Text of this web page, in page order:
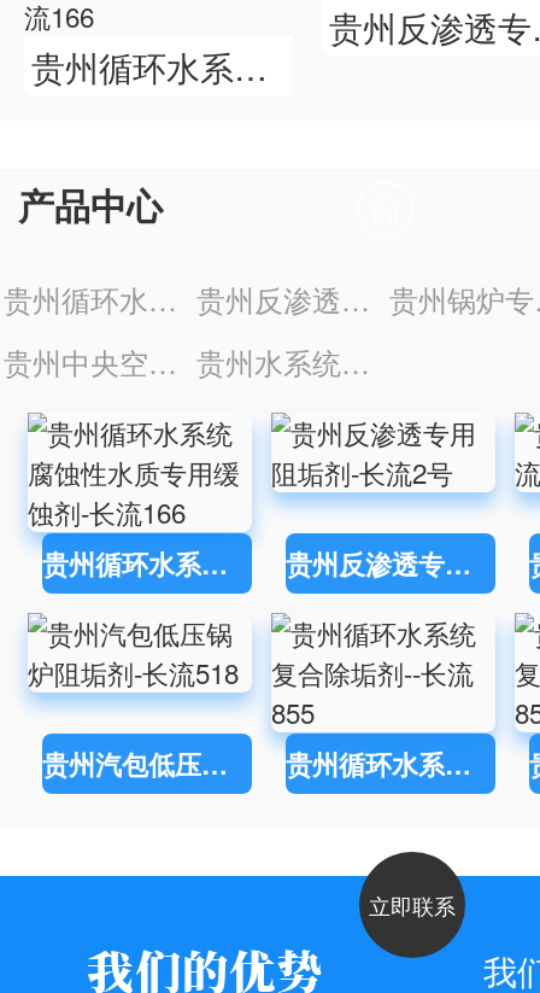
贵州循环水系统腐蚀性水质专用缓蚀剂-长流166
贵
产品中心
贵州循环水处理药剂 贵州反渗透专用药剂
贵州中央空调药剂
贵州水系统清洗剂
贵州循环水系统腐蚀性水质专用缓蚀剂-长流166 贵州反渗透专用阻垢剂-长流2号
贵州汽包低压锅炉阻垢剂-长流518 贵州循环水系统复合除垢剂--长流855
立即联系
我